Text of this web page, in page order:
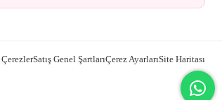
Satış Genel ŞartlarıÇerez AyarlarıSite Haritası